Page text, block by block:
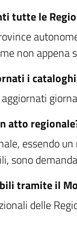
tutte le
non appena
i
atto
essendo
sono
tramite il
delle